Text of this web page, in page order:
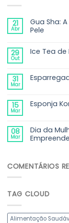
21
Abr
Gua Sha:
Pele
29
Out
Ice Tea de
31
Mar
15
Mar
Esponja
08
Mar
Dia da
COMENTÁRIOS
TAG CLOUD
Alimentação